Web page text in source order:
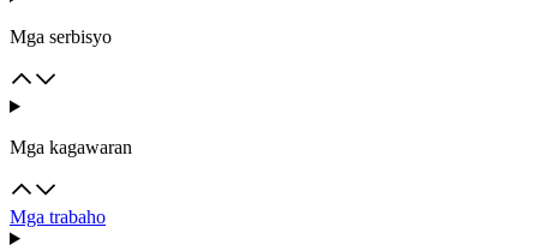
Mga serbisyo
Mga kagawaran
Mga trabaho